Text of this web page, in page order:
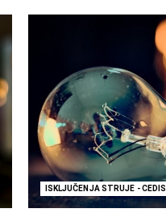
ISKLJUČENJA STRUJE - CEDIS